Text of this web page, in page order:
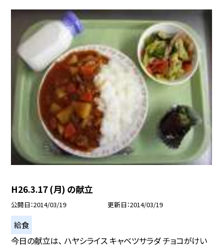
H26.3.17 (月) の献立
公開日 2014/03/19 更新日 2014/03/19
給食
今日の献立は、 ハヤシライス キャベツサラダ チョコがけい